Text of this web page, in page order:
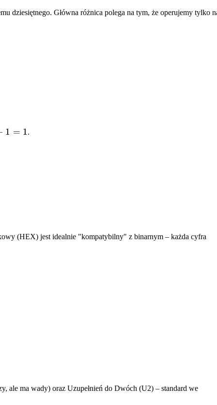
dziesiętnego. Główna różnica polega na tym, że operujemy tylko
1 = 1.
(HEX) jest idealnie "kompatybilny" z binarnym – każda cyfra
ale ma wady) oraz Uzupełnień do Dwóch (U2) – standard we